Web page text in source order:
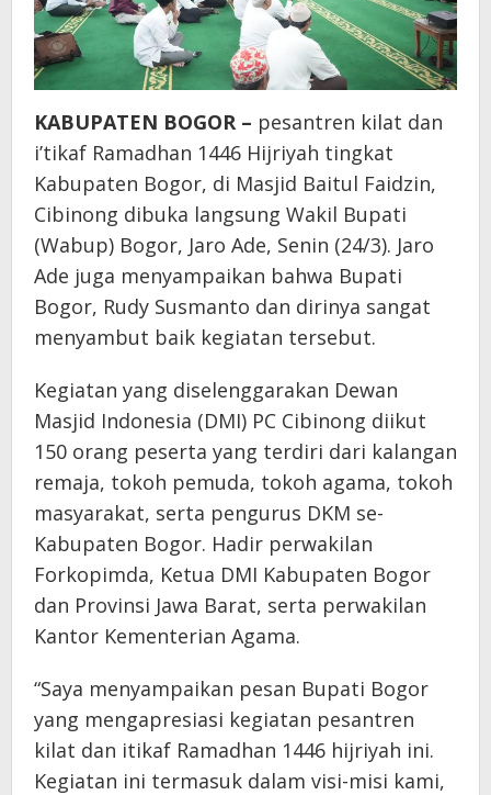
KABUPATEN BOGOR – pesantren kilat dan
i’tikaf Ramadhan 1446 Hijriyah tingkat
Kabupaten Bogor, di Masjid Baitul Faidzin,
Cibinong dibuka langsung Wakil Bupati
(Wabup) Bogor, Jaro Ade, Senin (24/3). Jaro
Ade juga menyampaikan bahwa Bupati
Bogor, Rudy Susmanto dan dirinya sangat
menyambut baik kegiatan tersebut.
Kegiatan yang diselenggarakan Dewan
Masjid Indonesia (DMI) PC Cibinong diikut
150 orang peserta yang terdiri dari kalangan
remaja, tokoh pemuda, tokoh agama, tokoh
masyarakat, serta pengurus DKM se-
Kabupaten Bogor. Hadir perwakilan
Forkopimda, Ketua DMI Kabupaten Bogor
dan Provinsi Jawa Barat, serta perwakilan
Kantor Kementerian Agama.
“Saya menyampaikan pesan Bupati Bogor
yang mengapresiasi kegiatan pesantren
kilat dan itikaf Ramadhan 1446 hijriyah ini.
Kegiatan ini termasuk dalam visi-misi kami,